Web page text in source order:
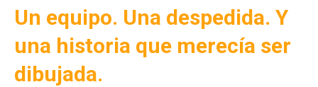
Un equipo. Una despedida. Y
una historia que merecía ser
dibujada.